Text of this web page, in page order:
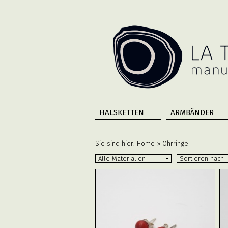
HALSKETTEN ARMBÄNDER
Sie sind hier: Home » Ohrringe
Alle Materialien
Sortieren nach